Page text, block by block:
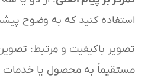
استفاده کنید که به وضوح
تصویر باکیفیت و مرتبط:
مستقیماً به محصول یا خدمات